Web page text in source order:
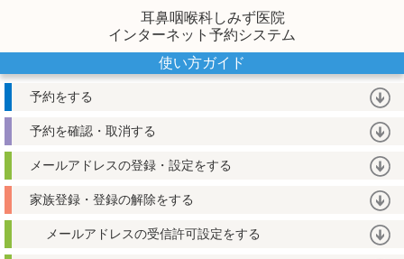
耳鼻咽喉科しみず医院
インターネット予約システム
使い方ガイド
予約をする
予約を確認・取消する
メールアドレスの登録・設定をする
家族登録・登録の解除をする
メールアドレスの受信許可設定をする